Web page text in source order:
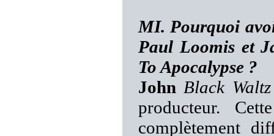
MI. Pourquoi
Paul Loomis et
To Apocalypse ?
John Black Waltz
producteur.
complètement